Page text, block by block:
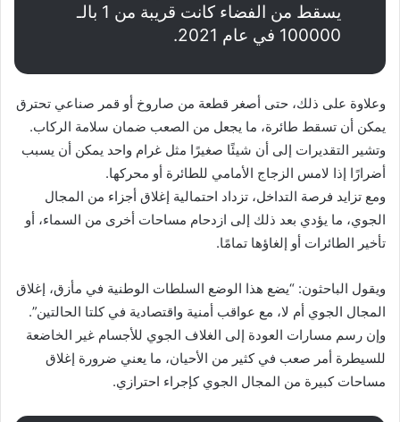
يسقط من الفضاء كانت قريبة من 1 بالـ
100000 في عام 2021.
وعلاوة على ذلك، حتى أصغر قطعة من صاروخ أو قمر صناعي تحترق
يمكن أن تسقط طائرة، ما يجعل من الصعب ضمان سلامة الركاب.
وتشير التقديرات إلى أن شيئًا صغيرًا مثل غرام واحد يمكن أن يسبب
أضرارًا إذا لامس الزجاج الأمامي للطائرة أو محركها.
ومع تزايد فرصة التداخل، تزداد احتمالية إغلاق أجزاء من المجال
الجوي، ما يؤدي بعد ذلك إلى ازدحام مساحات أخرى من السماء، أو
تأخير الطائرات أو إلغاؤها تمامًا.
ويقول الباحثون: “يضع هذا الوضع السلطات الوطنية في مأزق، إغلاق
المجال الجوي أم لا، مع عواقب أمنية واقتصادية في كلتا الحالتين”.
وإن رسم مسارات العودة إلى الغلاف الجوي للأجسام غير الخاضعة
للسيطرة أمر صعب في كثير من الأحيان، ما يعني ضرورة إغلاق
مساحات كبيرة من المجال الجوي كإجراء احترازي.